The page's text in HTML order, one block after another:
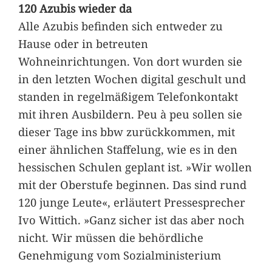
120 Azubis wieder da
Alle Azubis befinden sich entweder zu
Hause oder in betreuten
Wohneinrichtungen. Von dort wurden sie
in den letzten Wochen digital geschult und
standen in regelmäßigem Telefonkontakt
mit ihren Ausbildern. Peu à peu sollen sie
dieser Tage ins bbw zurückkommen, mit
einer ähnlichen Staffelung, wie es in den
hessischen Schulen geplant ist. »Wir wollen
mit der Oberstufe beginnen. Das sind rund
120 junge Leute«, erläutert Pressesprecher
Ivo Wittich. »Ganz sicher ist das aber noch
nicht. Wir müssen die behördliche
Genehmigung vom Sozialministerium